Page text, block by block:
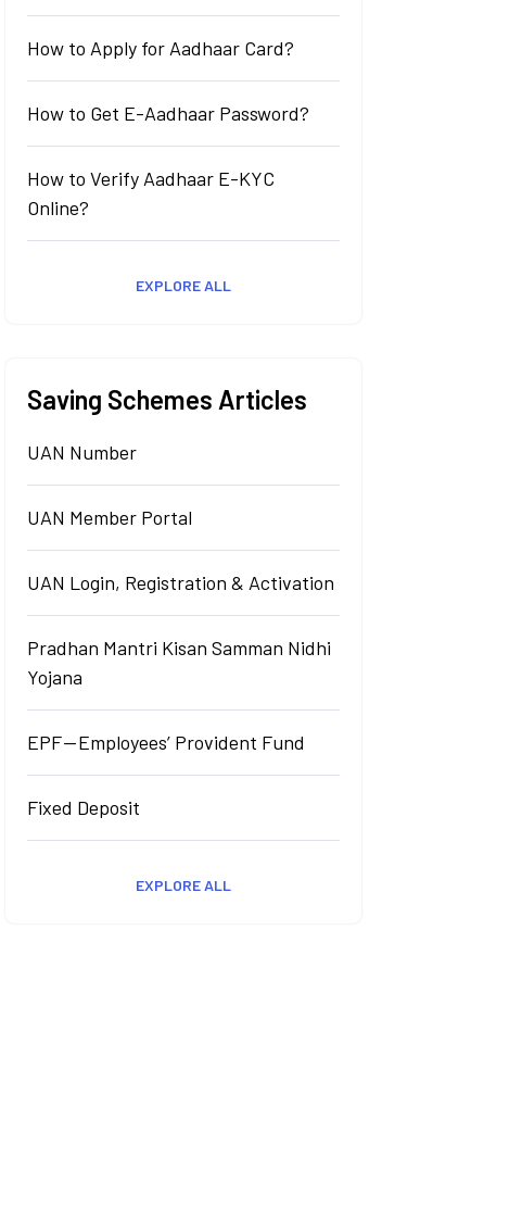
How to Apply for Aadhaar Card?
How to Get E-Aadhaar Password?
How to Verify Aadhaar E-KYC
Online?
EXPLORE ALL
Saving Schemes Articles
UAN Number
UAN Member Portal
UAN Login, Registration & Activation
Pradhan Mantri Kisan Samman Nidhi
Yojana
EPF — Employees’ Provident Fund
Fixed Deposit
EXPLORE ALL